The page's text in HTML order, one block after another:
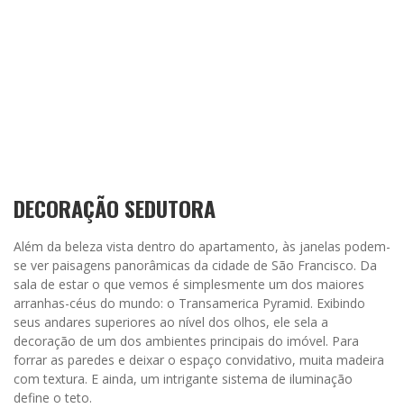
DECORAÇÃO SEDUTORA
Além da beleza vista dentro do apartamento, às janelas podem-
se ver paisagens panorâmicas da cidade de São Francisco. Da
sala de estar o que vemos é simplesmente um dos maiores
arranhas-céus do mundo: o Transamerica Pyramid. Exibindo
seus andares superiores ao nível dos olhos, ele sela a
decoração de um dos ambientes principais do imóvel. Para
forrar as paredes e deixar o espaço convidativo, muita madeira
com textura. E ainda, um intrigante sistema de iluminação
define o teto.